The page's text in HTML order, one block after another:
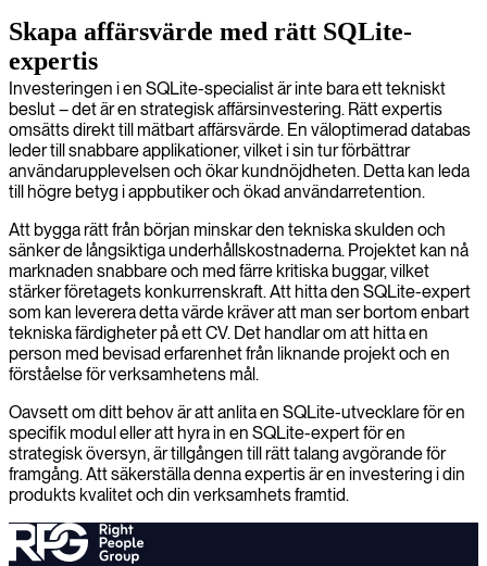
Skapa affärsvärde med rätt SQLite-
expertis
Investeringen i en SQLite-specialist är inte bara ett tekniskt
beslut – det är en strategisk affärsinvestering. Rätt expertis
omsätts direkt till mätbart affärsvärde. En väloptimerad databas
leder till snabbare applikationer, vilket i sin tur förbättrar
användarupplevelsen och ökar kundnöjdheten. Detta kan leda
till högre betyg i appbutiker och ökad användarretention.
Att bygga rätt från början minskar den tekniska skulden och
sänker de långsiktiga underhållskostnaderna. Projektet kan nå
marknaden snabbare och med färre kritiska buggar, vilket
stärker företagets konkurrenskraft. Att hitta den SQLite-expert
som kan leverera detta värde kräver att man ser bortom enbart
tekniska färdigheter på ett CV. Det handlar om att hitta en
person med bevisad erfarenhet från liknande projekt och en
förståelse för verksamhetens mål.
Oavsett om ditt behov är att anlita en SQLite-utvecklare för en
specifik modul eller att hyra in en SQLite-expert för en
strategisk översyn, är tillgången till rätt talang avgörande för
framgång. Att säkerställa denna expertis är en investering i din
produkts kvalitet och din verksamhets framtid.